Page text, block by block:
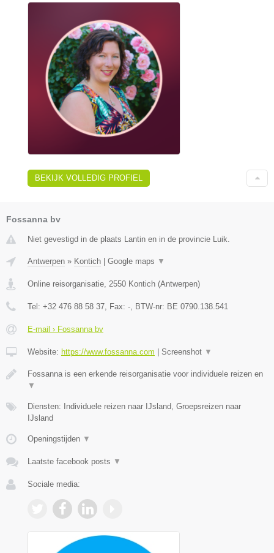
BEKIJK VOLLEDIG PROFIEL
Fossanna bv
Niet gevestigd in de plaats Lantin en in de provincie Luik.
Antwerpen » Kontich Google maps ▼
Online reisorganisatie 2550 Kontich (Antwerpen)
Tel: +32 476 88 58 37 , Fax: - , BTW-nr: BE 0790.138.541
E-mail › Fossanna bv
Website: https://www.fossanna.com Screenshot ▼
Fossanna is een erkende reisorganisatie voor individuele reizen en
▼
Diensten: Individuele reizen naar IJsland, Groepsreizen naar
IJsland
Openingstijden ▼
Laatste facebook posts ▼
Sociale media: